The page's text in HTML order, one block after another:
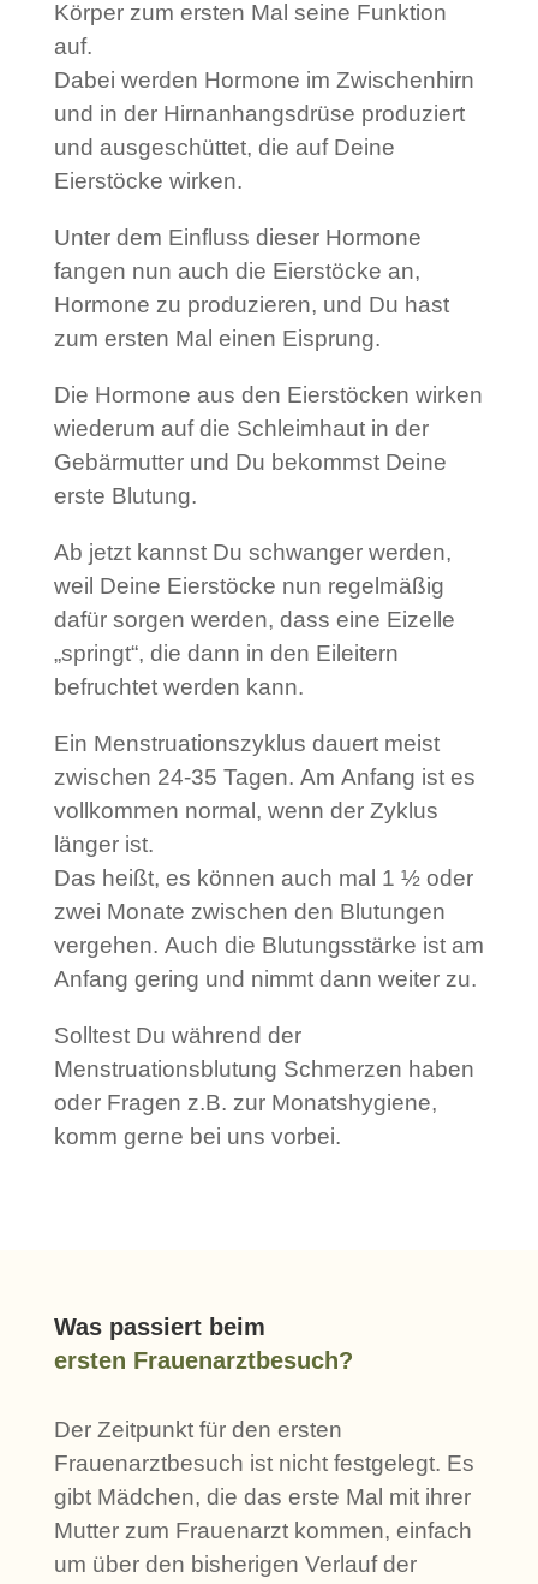
Körper zum ersten Mal seine Funktion
auf.
Dabei werden Hormone im Zwischenhirn
und in der Hirnanhangsdrüse produziert
und ausgeschüttet, die auf Deine
Eierstöcke wirken.
Unter dem Einfluss dieser Hormone
fangen nun auch die Eierstöcke an,
Hormone zu produzieren, und Du hast
zum ersten Mal einen Eisprung.
Die Hormone aus den Eierstöcken wirken
wiederum auf die Schleimhaut in der
Gebärmutter und Du bekommst Deine
erste Blutung.
Ab jetzt kannst Du schwanger werden,
weil Deine Eierstöcke nun regelmäßig
dafür sorgen werden, dass eine Eizelle
„springt“, die dann in den Eileitern
befruchtet werden kann.
Ein Menstruationszyklus dauert meist
zwischen 24-35 Tagen. Am Anfang ist es
vollkommen normal, wenn der Zyklus
länger ist.
Das heißt, es können auch mal 1 ½ oder
zwei Monate zwischen den Blutungen
vergehen. Auch die Blutungsstärke ist am
Anfang gering und nimmt dann weiter zu.
Solltest Du während der
Menstruationsblutung Schmerzen haben
oder Fragen z.B. zur Monatshygiene,
komm gerne bei uns vorbei.
Was passiert beim
ersten Frauenarztbesuch?
Der Zeitpunkt für den ersten
Frauenarztbesuch ist nicht festgelegt. Es
gibt Mädchen, die das erste Mal mit ihrer
Mutter zum Frauenarzt kommen, einfach
um über den bisherigen Verlauf der